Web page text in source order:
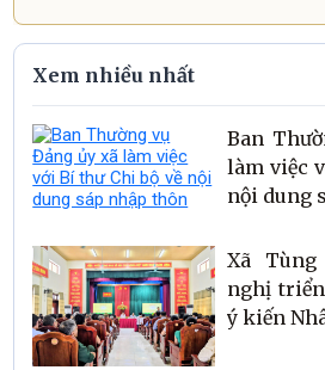
Xem nhiều nhất
Ban
làm việc
nội dung
Xã
nghị
ý kiến